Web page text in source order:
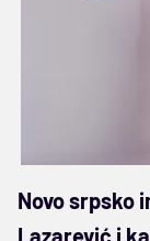
Novo srpsko
Lazarević i